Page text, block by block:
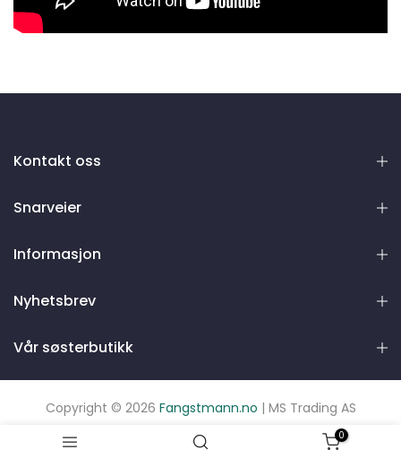
Kontakt oss
Snarveier
Informasjon
Nyhetsbrev
Vår søsterbutikk
Copyright © 2026 Fangstmann.no | MS Trading AS
0